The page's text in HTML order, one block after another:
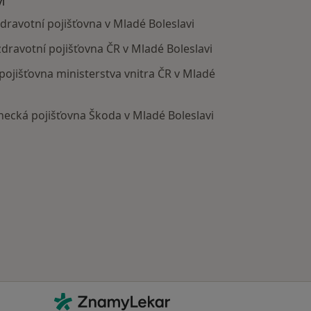
pojišťovna v Mladé Boleslavi
pojišťovna ČR v Mladé Boleslavi
ministerstva vnitra ČR v Mladé
pojišťovna Škoda v Mladé Boleslavi
Kontakt
ZnamyLekar - Hlavní stránka